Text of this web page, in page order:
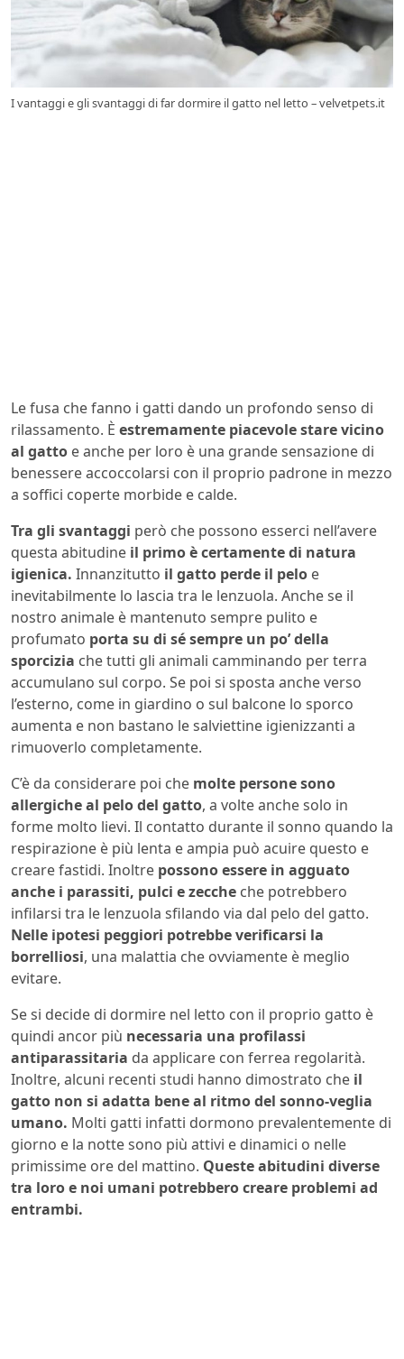
I vantaggi e gli svantaggi di far dormire il gatto nel letto – velvetpets.it
Le fusa che fanno i gatti dando un profondo senso di
rilassamento. È estremamente piacevole stare vicino
al gatto e anche per loro è una grande sensazione di
benessere accoccolarsi con il proprio padrone in mezzo
a soffici coperte morbide e calde.
Tra gli svantaggi però che possono esserci nell’avere
questa abitudine il primo è certamente di natura
igienica. Innanzitutto il gatto perde il pelo e
inevitabilmente lo lascia tra le lenzuola. Anche se il
nostro animale è mantenuto sempre pulito e
profumato porta su di sé sempre un po’ della
sporcizia che tutti gli animali camminando per terra
accumulano sul corpo. Se poi si sposta anche verso
l’esterno, come in giardino o sul balcone lo sporco
aumenta e non bastano le salviettine igienizzanti a
rimuoverlo completamente.
C’è da considerare poi che molte persone sono
allergiche al pelo del gatto, a volte anche solo in
forme molto lievi. Il contatto durante il sonno quando la
respirazione è più lenta e ampia può acuire questo e
creare fastidi. Inoltre possono essere in agguato
anche i parassiti, pulci e zecche che potrebbero
infilarsi tra le lenzuola sfilando via dal pelo del gatto.
Nelle ipotesi peggiori potrebbe verificarsi la
borrelliosi, una malattia che ovviamente è meglio
evitare.
Se si decide di dormire nel letto con il proprio gatto è
quindi ancor più necessaria una profilassi
antiparassitaria da applicare con ferrea regolarità.
Inoltre, alcuni recenti studi hanno dimostrato che il
gatto non si adatta bene al ritmo del sonno-veglia
umano. Molti gatti infatti dormono prevalentemente di
giorno e la notte sono più attivi e dinamici o nelle
primissime ore del mattino. Queste abitudini diverse
tra loro e noi umani potrebbero creare problemi ad
entrambi.